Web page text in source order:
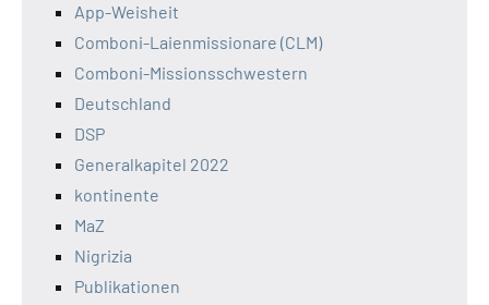
App-Weisheit
Comboni-Laienmissionare (CLM)
Comboni-Missionsschwestern
Deutschland
DSP
Generalkapitel 2022
kontinente
MaZ
Nigrizia
Publikationen